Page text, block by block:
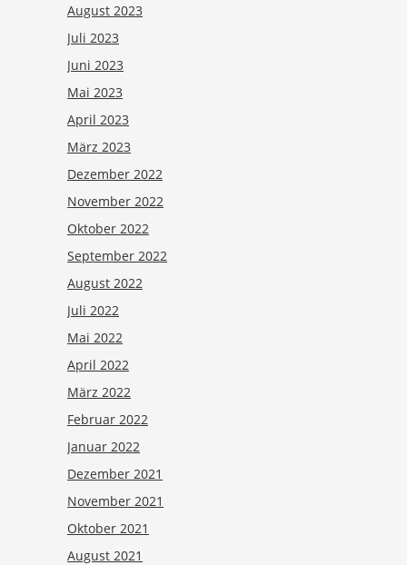
August 2023
Juli 2023
Juni 2023
Mai 2023
April 2023
März 2023
Dezember 2022
November 2022
Oktober 2022
September 2022
August 2022
Juli 2022
Mai 2022
April 2022
März 2022
Februar 2022
Januar 2022
Dezember 2021
November 2021
Oktober 2021
August 2021